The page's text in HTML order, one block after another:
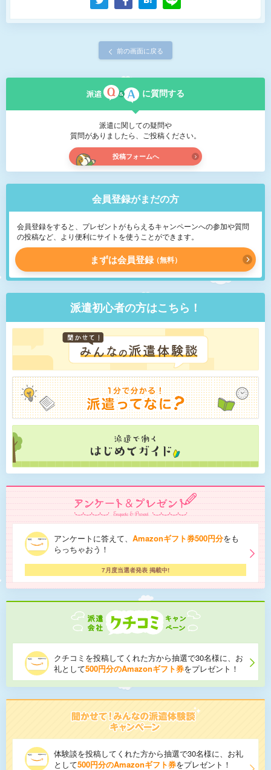
前の画面に戻る
に質問する
派遣に関しての疑問や
質問がありましたら、ご投稿ください。
投稿フォームへ
会員登録がまだの方
会員登録をすると、プレゼントがもらえるキャンペーンへの参加や質問
の投稿など、より便利にサイトを使うことができます。
まずは会員登録 無料
派遣初心者の方はこちら！
アンケートに答えて、 Amazonギフト券500円分をも
らっちゃおう！
7月度当選者発表 掲載中!
クチコミを投稿してくれた方から抽選で30名様に、お
礼として500円分のAmazonギフト券をプレゼント！
体験談を投稿してくれた方から抽選で30名様に、お礼
として500円分のAmazonギフト券をプレゼント！